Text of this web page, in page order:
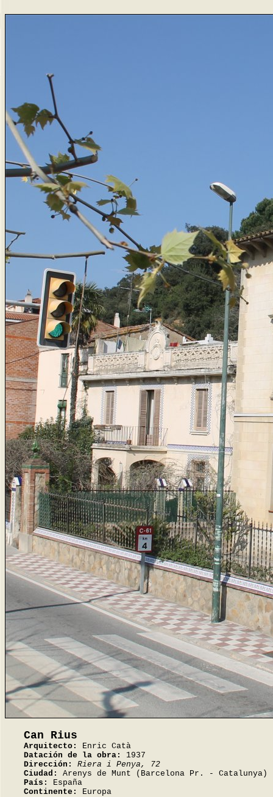
Can Rius
Arquitecto:
Enric Catà
Datación de la obra:
1937
Dirección:
Riera i Penya, 72
Ciudad:
Arenys de Munt (Barcelona Pr. - Catalunya)
País:
España
Continente:
Europa